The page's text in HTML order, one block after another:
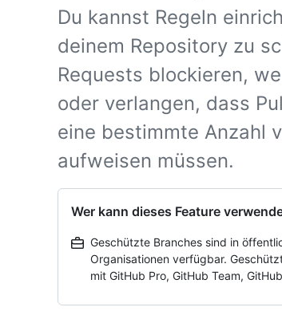
Du kannst Regeln
deinem Repository zu
Requests blockieren,
oder verlangen, dass
eine bestimmte Anzahl
aufweisen müssen.
Wer kann dieses Feature
Geschützte Branches sind in
Organisationen verfügbar.
mit GitHub Pro, GitHub Team,